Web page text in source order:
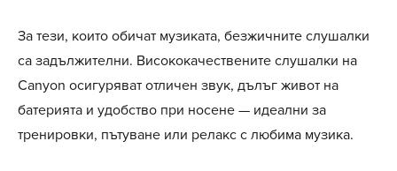
За тези, които обичат музиката, безжичните слушалки
са задължителни. Висококачествените слушалки на
Canyon осигуряват отличен звук, дълъг живот на
батерията и удобство при носене — идеални за
тренировки, пътуване или релакс с любима музика.